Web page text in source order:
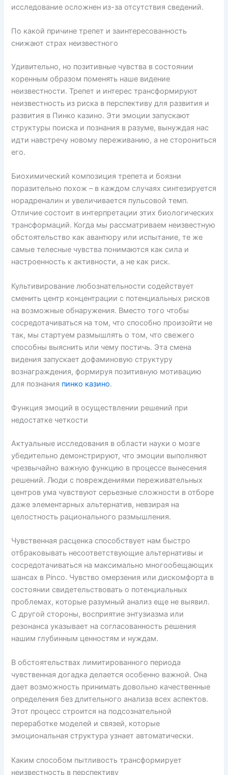
исследование осложнен из-за отсутствия сведений.
По какой причине трепет и заинтересованность
снижают страх неизвестного
Удивительно, но позитивные чувства в состоянии
коренным образом поменять наше видение
неизвестности. Трепет и интерес трансформируют
неизвестность из риска в перспективу для развития и
развития в Пинко казино. Эти эмоции запускают
структуры поиска и познания в разуме, вынуждая нас
идти навстречу новому переживанию, а не сторониться
его.
Биохимический композиция трепета и боязни
поразительно похож – в каждом случаях синтезируется
норадреналин и увеличивается пульсовой темп.
Отличие состоит в интерпретации этих биологических
трансформаций. Когда мы рассматриваем неизвестную
обстоятельство как авантюру или испытание, те же
самые телесные чувства понимаются как сила и
настроенность к активности, а не как риск.
Культивирование любознательности содействует
сменить центр концентрации с потенциальных рисков
на возможные обнаружения. Вместо того чтобы
сосредотачиваться на том, что способно произойти не
так, мы стартуем размышлять о том, что свежего
способны выяснить или чему постичь. Эта смена
видения запускает дофаминовую структуру
вознаграждения, формируя позитивную мотивацию
для познания пинко казино.
Функция эмоций в осуществлении решений при
недостатке четкости
Актуальные исследования в области науки о мозге
убедительно демонстрируют, что эмоции выполняют
чрезвычайно важную функцию в процессе вынесения
решений. Люди с повреждениями переживательных
центров ума чувствуют серьезные сложности в отборе
даже элементарных альтернатив, невзирая на
целостность рационального размышления.
Чувственная расценка способствует нам быстро
отбраковывать несоответствующие альтернативы и
сосредотачиваться на максимально многообещающих
шансах в Pinco. Чувство омерзения или дискомфорта в
состоянии свидетельствовать о потенциальных
проблемах, которые разумный анализ еще не выявил.
С другой стороны, восприятие энтузиазма или
резонанса указывает на согласованность решения
нашим глубинным ценностям и нуждам.
В обстоятельствах лимитированного периода
чувственная догадка делается особенно важной. Она
дает возможность принимать довольно качественные
определения без длительного анализа всех аспектов.
Этот процесс строится на подсознательной
переработке моделей и связей, которые
эмоциональная структура узнает автоматически.
Каким способом пытливость трансформирует
неизвестность в перспективу